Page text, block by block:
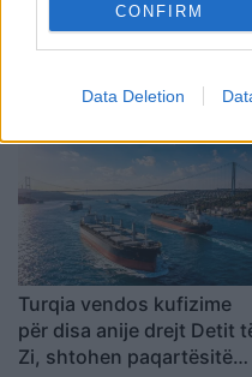
CONFIRM
Data Deletion
Përshkallëzimi rajonal
rikthen Jemenin në
sulmet e Huthive shtojnë
rrezikun e zgjerimit të
Turqia vendos kufizime
për disa anije drejt Detit
Zi, shtohen paqartësitë